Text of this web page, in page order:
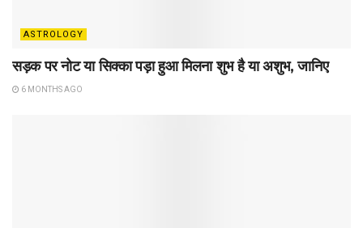
ASTROLOGY
सड़क पर नोट या सिक्का पड़ा हुआ मिलना शुभ है या अशुभ, जानिए
6 MONTHS AGO